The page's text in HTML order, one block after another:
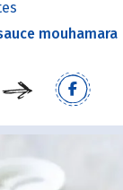
mouhamara